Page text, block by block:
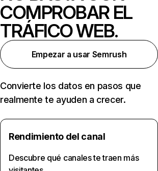
COMPROBAR EL
TRÁFICO WEB.
Empezar a usar Semrush
Convierte los datos en pasos que
realmente te ayuden a crecer.
Rendimiento del canal
Descubre qué canales te traen más